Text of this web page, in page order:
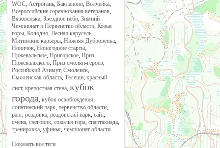
WOC, Астрогань, Бакланово, Волчейка,
Всероссийские соревнования ветеранов,
Вязовенька, Звёздное небо, Зимний
Чемпионат и Первенство области, Козьи
горы, Колодня, Лесная карусель,
Митинские карьеры, Нижняя Дубровенка,
Новичок, Новогодние старты,
Пржевальское, Пригорское, Приз
Пржевальского, Приз смолян-героев,
Российский Азимут, Смоленск,
Смоленская область, Телеши, красный
лист, крепостная стена, кубок
города, кубок освобождения,
лопатинский парк, первенство области,
ранг, реадовка, реадовский парк, сайт,
смена, снеговик, соколья гора, спартакиада,
тренировка, уфинья, чемпионат области
Показать все теги